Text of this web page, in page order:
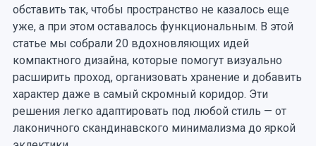
обставить так, чтобы пространство не казалось еще
уже, а при этом оставалось функциональным. В этой
статье мы собрали 20 вдохновляющих идей
компактного дизайна, которые помогут визуально
расширить проход, организовать хранение и добавить
характер даже в самый скромный коридор. Эти
решения легко адаптировать под любой стиль — от
лаконичного скандинавского минимализма до яркой